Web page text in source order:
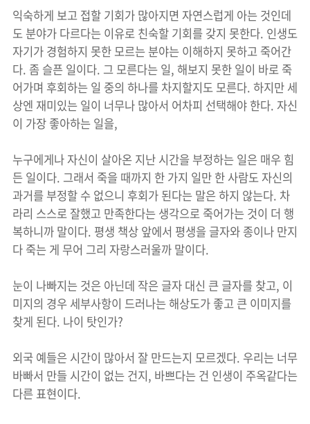
익숙하게 보고 접할 기회가 많아지면 자연스럽게 아는 것인데
도 분야가 다르다는 이유로 친숙할 기회를 갖지 못한다. 인생도
자기가 경험하지 못한 모르는 분야는 이해하지 못하고 죽어간
다. 좀 슬픈 일이다. 그 모른다는 일, 해보지 못한 일이 바로 죽
어가며 후회하는 일 중의 하나를 차지할지도 모른다. 하지만 세
상엔 재미있는 일이 너무나 많아서 어차피 선택해야 한다. 자신
이 가장 좋아하는 일을,
누구에게나 자신이 살아온 지난 시간을 부정하는 일은 매우 힘
든 일이다. 그래서 죽을 때까지 한 가지 일만 한 사람도 자신의
과거를 부정할 수 없으니 후회가 된다는 말은 하지 않는다. 차
라리 스스로 잘했고 만족한다는 생각으로 죽어가는 것이 더 행
복하니까 말이다. 평생 책상 앞에서 평생을 글자와 종이나 만지
다 죽는 게 무어 그리 자랑스러울까 말이다.
눈이 나빠지는 것은 아닌데 작은 글자 대신 큰 글자를 찾고, 이
미지의 경우 세부사항이 드러나는 해상도가 좋고 큰 이미지를
찾게 된다. 나이 탓인가?
외국 예들은 시간이 많아서 잘 만드는지 모르겠다. 우리는 너무
바빠서 만들 시간이 없는 건지, 바쁘다는 건 인생이 주옥같다는
다른 표현이다.